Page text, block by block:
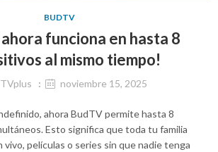
BUDTV
funciona en hasta 8
al mismo tiempo!
TVplus noviembre 15, 2025
ahora BudTV permite hasta 8
Esto significa que toda tu familia
vivo, películas o series sin que nadie tenga